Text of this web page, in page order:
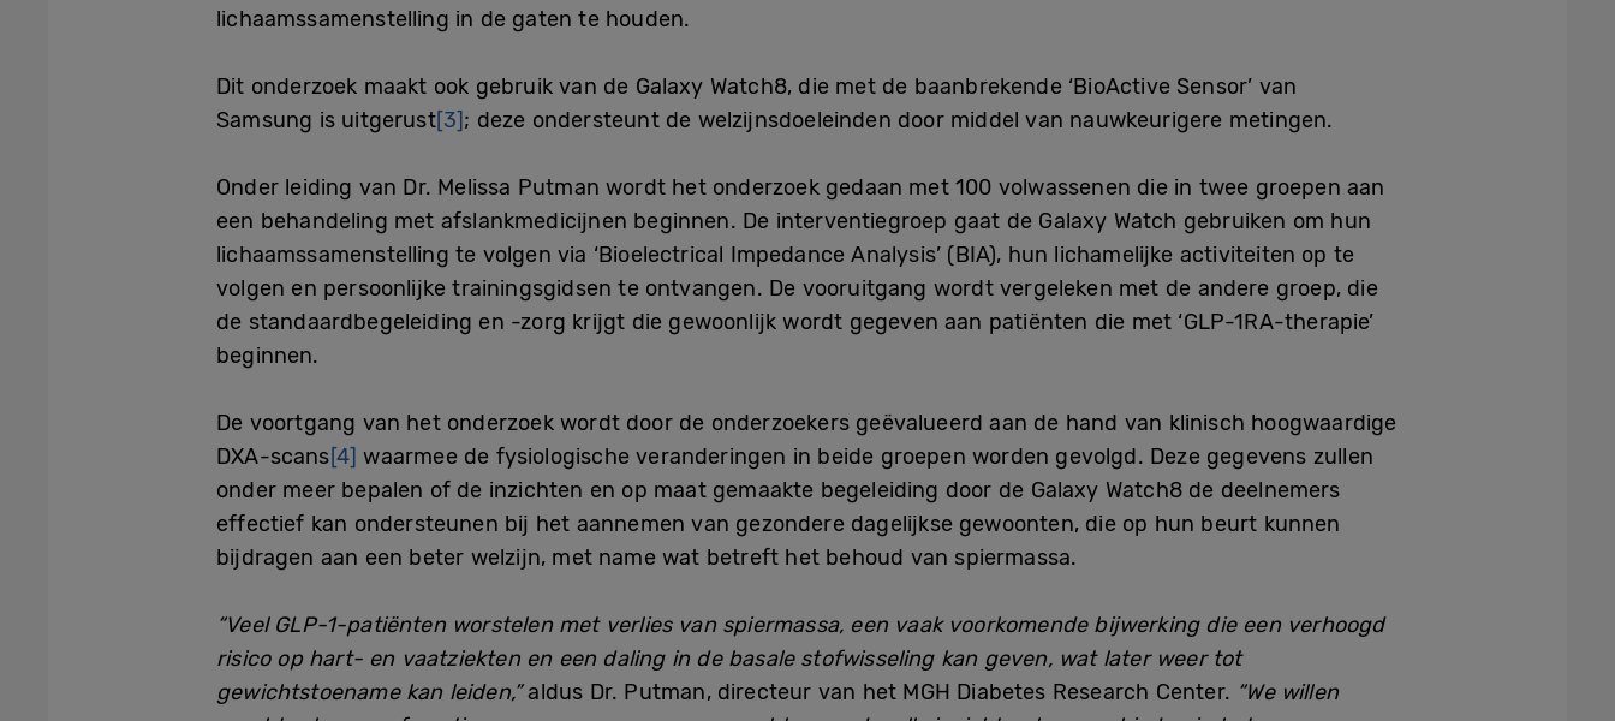
lichaamssamenstelling in de gaten te houden.
Dit onderzoek maakt ook gebruik van de Galaxy Watch8, die met de baanbrekende ‘BioActive Sensor’ van
Samsung is uitgerust[3]; deze ondersteunt de welzijnsdoeleinden door middel van nauwkeurigere metingen.
Onder leiding van Dr. Melissa Putman wordt het onderzoek gedaan met 100 volwassenen die in twee groepen aan
een behandeling met afslankmedicijnen beginnen. De interventiegroep gaat de Galaxy Watch gebruiken om hun
lichaamssamenstelling te volgen via ‘Bioelectrical Impedance Analysis’ (BIA), hun lichamelijke activiteiten op te
volgen en persoonlijke trainingsgidsen te ontvangen. De vooruitgang wordt vergeleken met de andere groep, die
de standaardbegeleiding en -zorg krijgt die gewoonlijk wordt gegeven aan patiënten die met ‘GLP-1RA-therapie’
beginnen.
De voortgang van het onderzoek wordt door de onderzoekers geëvalueerd aan de hand van klinisch hoogwaardige
DXA-scans[4] waarmee de fysiologische veranderingen in beide groepen worden gevolgd. Deze gegevens zullen
onder meer bepalen of de inzichten en op maat gemaakte begeleiding door de Galaxy Watch8 de deelnemers
effectief kan ondersteunen bij het aannemen van gezondere dagelijkse gewoonten, die op hun beurt kunnen
bijdragen aan een beter welzijn, met name wat betreft het behoud van spiermassa.
“Veel GLP-1-patiënten worstelen met verlies van spiermassa, een vaak voorkomende bijwerking die een verhoogd
risico op hart- en vaatziekten en een daling in de basale stofwisseling kan geven, wat later weer tot
gewichtstoename kan leiden,”aldus Dr. Putman, directeur van het MGH Diabetes Research Center. “We willen